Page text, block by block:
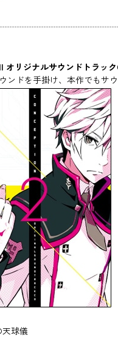
オリジナルサウンドトラッ
ンドを手掛け、本作でもサ
天球儀